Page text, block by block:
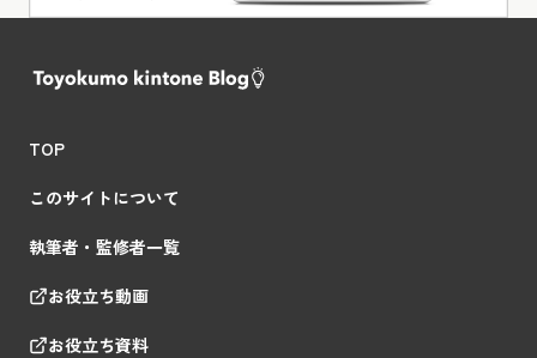
TOP
このサイトについて
執筆者・監修者一覧
お役立ち動画
お役立ち資料